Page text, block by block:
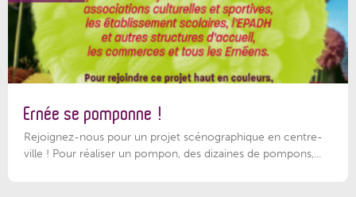
Ernée se pomponne !
Rejoignez-nous pour un projet scénographique en centre-
ville ! Pour réaliser un pompon, des dizaines de pompons,...